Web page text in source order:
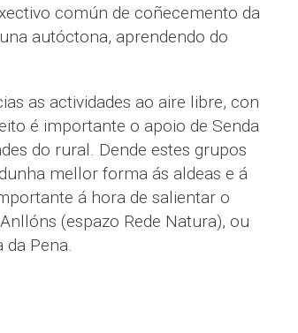
común de coñecemento da
autóctona, aprendendo do
as actividades ao aire libre, con
é importante o apoio de Senda
do rural. Dende estes grupos
mellor forma ás aldeas e á
á hora de salientar o
(espazo Rede Natura), ou
Pena.